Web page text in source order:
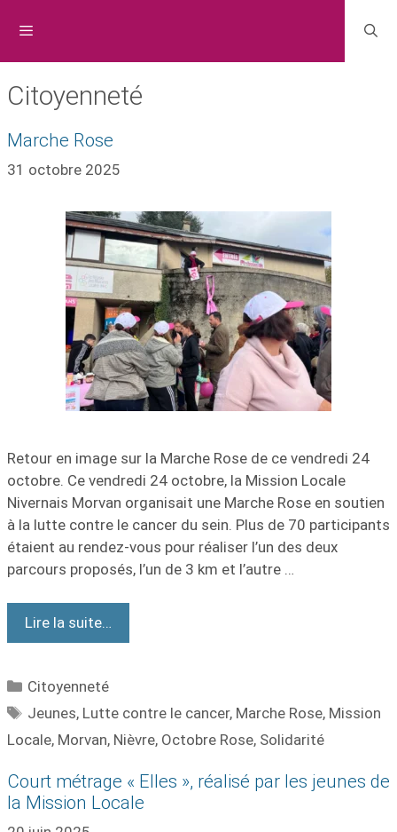
Citoyenneté
Marche Rose
31 octobre 2025
Retour en image sur la Marche Rose de ce vendredi 24
octobre. Ce vendredi 24 octobre, la Mission Locale
Nivernais Morvan organisait une Marche Rose en soutien
à la lutte contre le cancer du sein. Plus de 70 participants
étaient au rendez-vous pour réaliser l’un des deux
parcours proposés, l’un de 3 km et l’autre …
Lire la suite…
Citoyenneté
Jeunes, Lutte contre le cancer, Marche Rose, Mission
Locale, Morvan, Nièvre, Octobre Rose, Solidarité
Court métrage « Elles », réalisé par les jeunes de
la Mission Locale